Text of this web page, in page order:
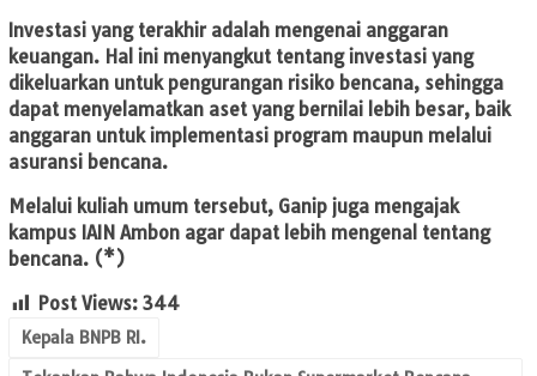
Investasi yang terakhir adalah mengenai anggaran
keuangan. Hal ini menyangkut tentang investasi yang
dikeluarkan untuk pengurangan risiko bencana, sehingga
dapat menyelamatkan aset yang bernilai lebih besar, baik
anggaran untuk implementasi program maupun melalui
asuransi bencana.
Melalui kuliah umum tersebut, Ganip juga mengajak
kampus IAIN Ambon agar dapat lebih mengenal tentang
bencana. (*)
Post Views: 344
Kepala BNPB RI.